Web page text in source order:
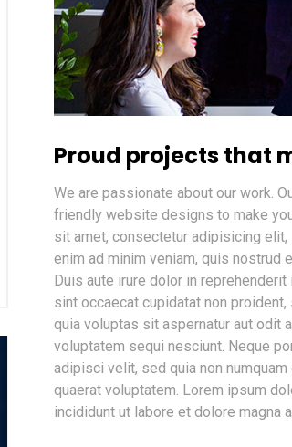
Proud projects that
We are passionate about our work.
friendly website designs to make
sit amet, consectetur adipisicing
enim ad minim veniam, quis nostrud
Duis aute irure dolor in
sint occaecat cupidatat non
quia voluptas sit aspernatur aut odit
voluptatem sequi nesciunt. Neque
adipisci velit, sed quia non
quaerat voluptatem. Lorem ipsum
incididunt ut labore et dolore magna